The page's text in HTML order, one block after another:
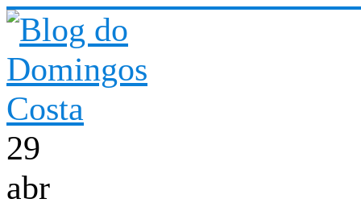
Pular
para
conteúdo
29
abr